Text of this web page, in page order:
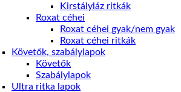
Kirstályláz ritkák
Roxat céhei
Roxat céhei gyak/nem gyak
Roxat céhei ritkák
Követők, szabálylapok
Követők
Szabálylapok
Ultra ritka lapok